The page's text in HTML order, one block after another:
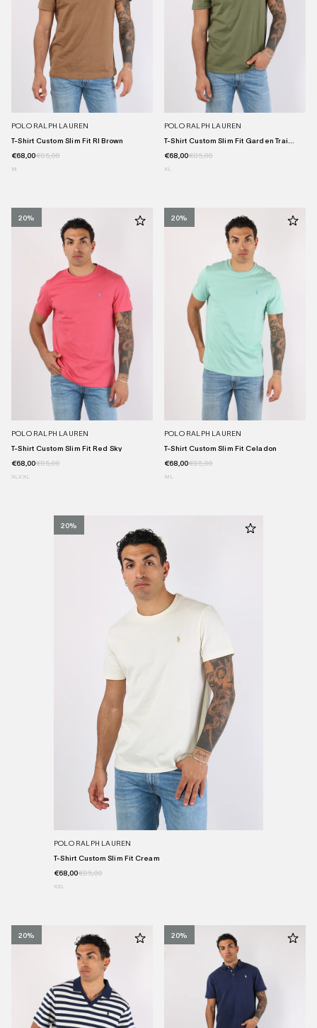
POLO RALPH LAUREN
T-Shirt Custom Slim Fit Rl Brown
€68,00€85,00
M
POLO RALPH LAUREN
T-Shirt Custom Slim Fit Garden Trai...
€68,00€85,00
XL
20%
POLO RALPH LAUREN
T-Shirt Custom Slim Fit Red Sky
€68,00€85,00
XL XXL
20%
POLO RALPH LAUREN
T-Shirt Custom Slim Fit Celadon
€68,00€85,00
M L
20%
POLO RALPH LAUREN
T-Shirt Custom Slim Fit Cream
€68,00€85,00
XXL
20% 20%